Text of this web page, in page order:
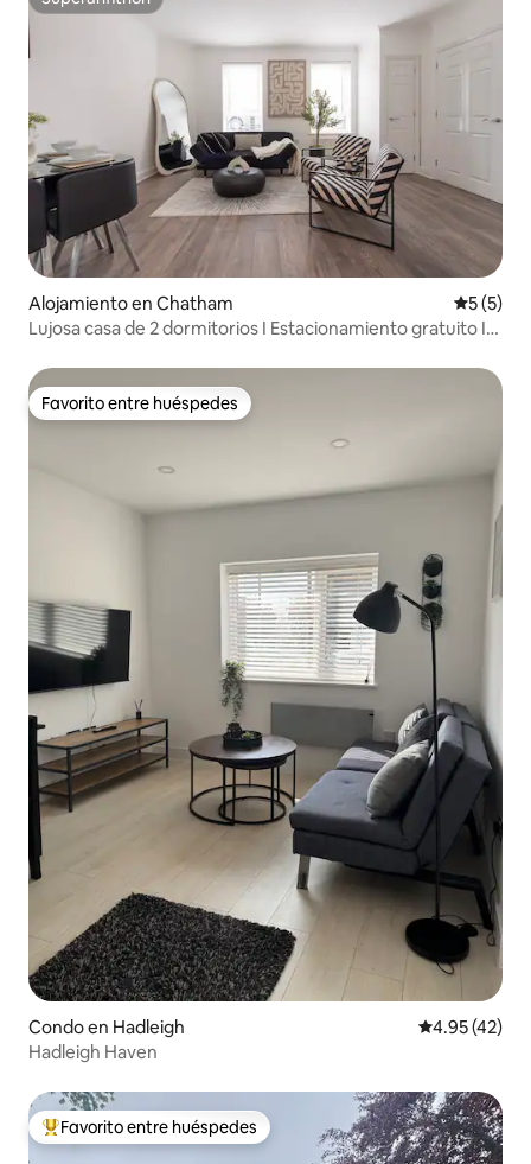
Superanfitrión
Alojamiento en Chatham
5 (5)
Lujosa casa de 2 dormitorios I Estacionamiento gratuito I
Favorito entre huéspedes
Favorito entre huéspedes
Condo en Hadleigh Calificación
4.95 (42)
Hadleigh Haven
Favorito entre huéspedes preferido
Favorito entre huéspedes